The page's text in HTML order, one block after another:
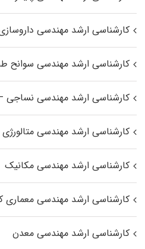
کارشناسی ارشد مهندسی
کارشناسی ارشد مهندسی سوانح
کارشناسی ارشد مهندسی نساجی
کارشناسی ارشد مهندسی متالورژی
کارشناسی ارشد مهندسی مکانیک
کارشناسی ارشد مهندسی
کارشناسی ارشد مهندسی معدن